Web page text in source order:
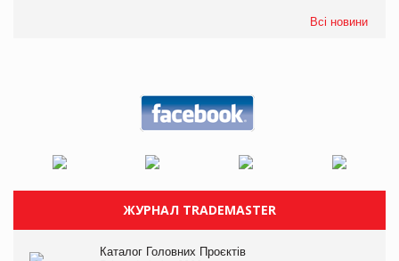
Всі новини
ЖУРНАЛ TRADEMASTER
Каталог Головних Проєктів